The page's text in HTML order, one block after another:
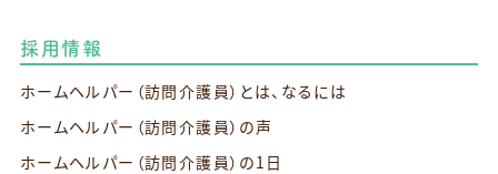
採用情報
ホームヘルパー（訪問介護員）とは、なるには
ホームヘルパー（訪問介護員）の声
ホームヘルパー（訪問介護員）の1日